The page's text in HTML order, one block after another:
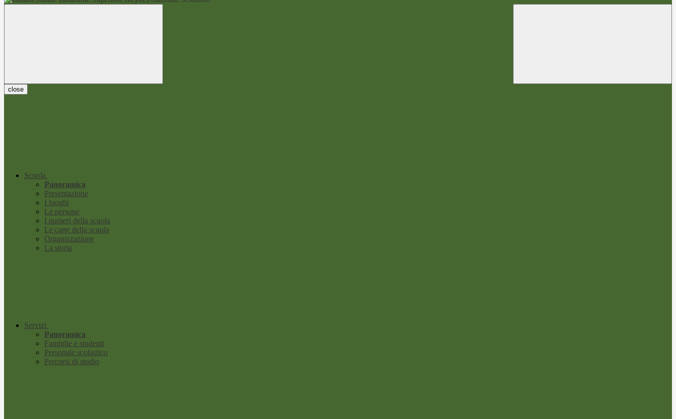
close
Scuola
Panoramica
Presentazione
I luoghi
Le persone
I numeri della scuola
Le carte della scuola
Organizzazione
La storia
Servizi
Panoramica
Famiglie e studenti
Personale scolastico
Percorsi di studio